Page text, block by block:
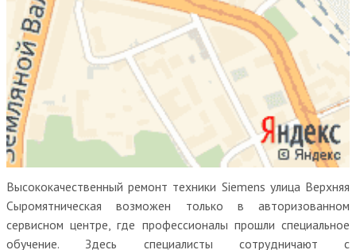
Высококачественный ремонт техники Siemens улица Верхняя
Сыромятническая возможен только в авторизованном
сервисном центре, где профессионалы прошли специальное
обучение. Здесь специалисты сотрудничают с